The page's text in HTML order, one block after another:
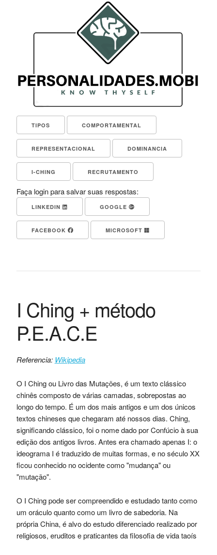
TIPOS COMPORTAMENTAL
REPRESENTACIONAL DOMINANCIA
I-CHING RECRUTAMENTO
Faça login para salvar suas respostas:
LINKEDIN GOOGLE
FACEBOOK MICROSOFT
I Ching + método
P.E.A.C.E
Referencia: Wikipedia
O I Ching ou Livro das Mutações, é um texto clássico
chinês composto de várias camadas, sobrepostas ao
longo do tempo. É um dos mais antigos e um dos únicos
textos chineses que chegaram até nossos dias. Ching,
significando clássico, foi o nome dado por Confúcio à sua
edição dos antigos livros. Antes era chamado apenas I: o
ideograma I é traduzido de muitas formas, e no século XX
ficou conhecido no ocidente como "mudança" ou
"mutação".
O I Ching pode ser compreendido e estudado tanto como
um oráculo quanto como um livro de sabedoria. Na
própria China, é alvo do estudo diferenciado realizado por
religiosos, eruditos e praticantes da filosofia de vida taoís